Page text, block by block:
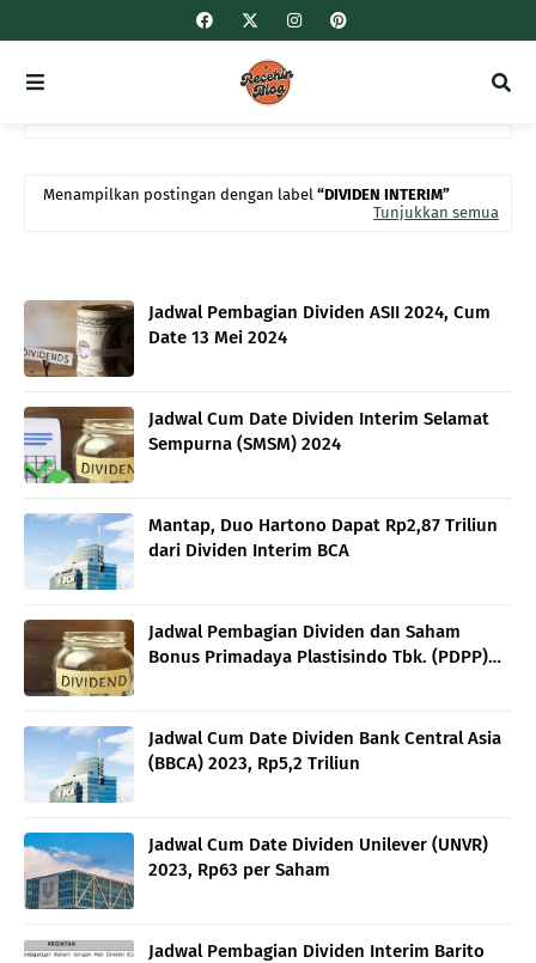
Menampilkan postingan dengan label DIVIDEN INTERIM
Tunjukkan semua
Jadwal Pembagian Dividen ASII 2024, Cum
Date 13 Mei 2024
Jadwal Cum Date Dividen Interim Selamat
Sempurna (SMSM) 2024
Mantap, Duo Hartono Dapat Rp2,87 Triliun
dari Dividen Interim BCA
Jadwal Pembagian Dividen dan Saham
Bonus Primadaya Plastisindo Tbk. (PDPP)
Jadwal Cum Date Dividen Bank Central Asia
(BBCA) 2023, Rp5,2 Triliun
Jadwal Cum Date Dividen Unilever (UNVR)
2023, Rp63 per Saham
Jadwal Pembagian Dividen Interim Barito